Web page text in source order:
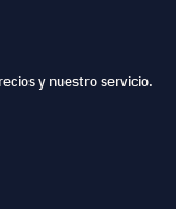
y nuestro servicio.